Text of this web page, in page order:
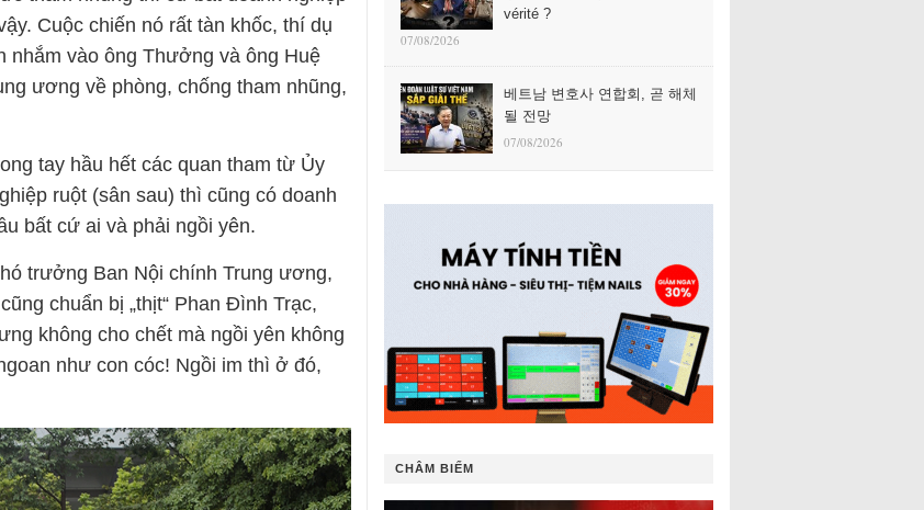
Cuộc chiến nó rất tàn khốc, thí dụ
nhắm vào ông Thưởng và ông Huệ
ương về phòng, chống tham nhũng,
tay hầu hết các quan tham từ Ủy
ruột (sân sau) thì cũng có doanh
bất cứ ai và phải ngồi yên.
trưởng Ban Nội chính Trung ương,
chuẩn bị „thịt“ Phan Đình Trạc,
không cho chết mà ngồi yên không
như con cóc! Ngồi im thì ở đó,
vérité ?
07/08/2026
베트남 변호사 연합회, 곧 해체
될 전망
07/08/2026
CHÂM BIẾM